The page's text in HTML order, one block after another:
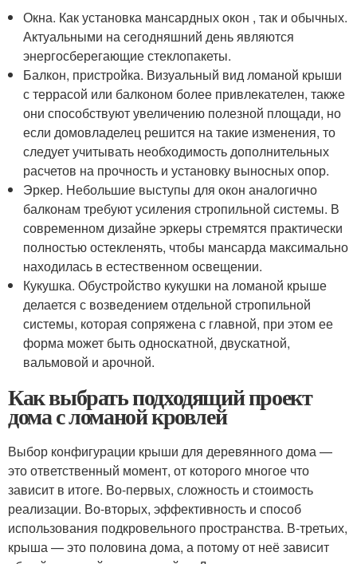
Окна. Как установка мансардных окон , так и обычных.
Актуальными на сегодняшний день являются
энергосберегающие стеклопакеты.
Балкон, пристройка. Визуальный вид ломаной крыши
с террасой или балконом более привлекателен, также
они способствуют увеличению полезной площади, но
если домовладелец решится на такие изменения, то
следует учитывать необходимость дополнительных
расчетов на прочность и установку выносных опор.
Эркер. Небольшие выступы для окон аналогично
балконам требуют усиления стропильной системы. В
современном дизайне эркеры стремятся практически
полностью остекленять, чтобы мансарда максимально
находилась в естественном освещении.
Кукушка. Обустройство кукушки на ломаной крыше
делается с возведением отдельной стропильной
системы, которая сопряжена с главной, при этом ее
форма может быть односкатной, двускатной,
вальмовой и арочной.
Как выбрать подходящий проект
дома с ломаной кровлей
Выбор конфигурации крыши для деревянного дома —
это ответственный момент, от которого многое что
зависит в итоге. Во-первых, сложность и стоимость
реализации. Во-вторых, эффективность и способ
использования подкровельного пространства. В-третьих,
крыша — это половина дома, а потому от неё зависит